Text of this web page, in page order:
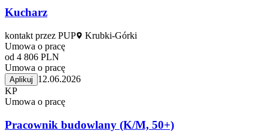
Kucharz
kontakt przez PUP
Krubki-Górki
Umowa o pracę
od 4 806 PLN
Umowa o pracę
Aplikuj
12.06.2026
KP
Umowa o pracę
Pracownik budowlany (K/M, 50+)